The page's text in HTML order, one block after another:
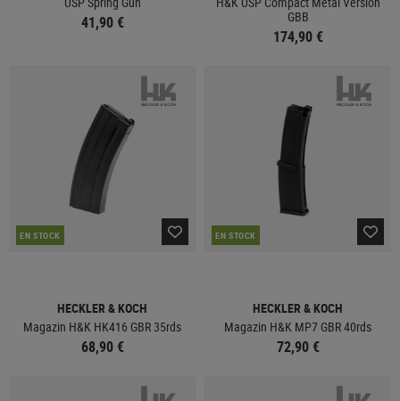
41,90 €
GBB
174,90 €
EN STOCK
HECKLER & KOCH
Magazin H&K HK416 GBR 35rds
68,90 €
EN STOCK
HECKLER & KOCH
Magazin H&K MP7 GBR 40rds
72,90 €